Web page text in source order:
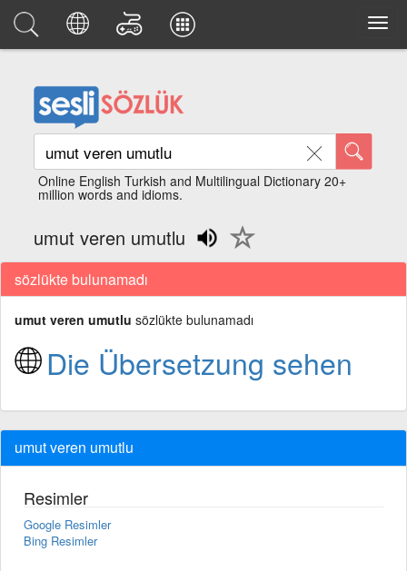
Online English Turkish and Multilingual Dictionary 20+
million words and idioms.
umut veren umutlu
sözlükte bulunamadı
umut veren umutlu sözlükte bulunamadı
Die Übersetzung sehen
umut veren umutlu
Resimler
Google Resimler
Bing Resimler